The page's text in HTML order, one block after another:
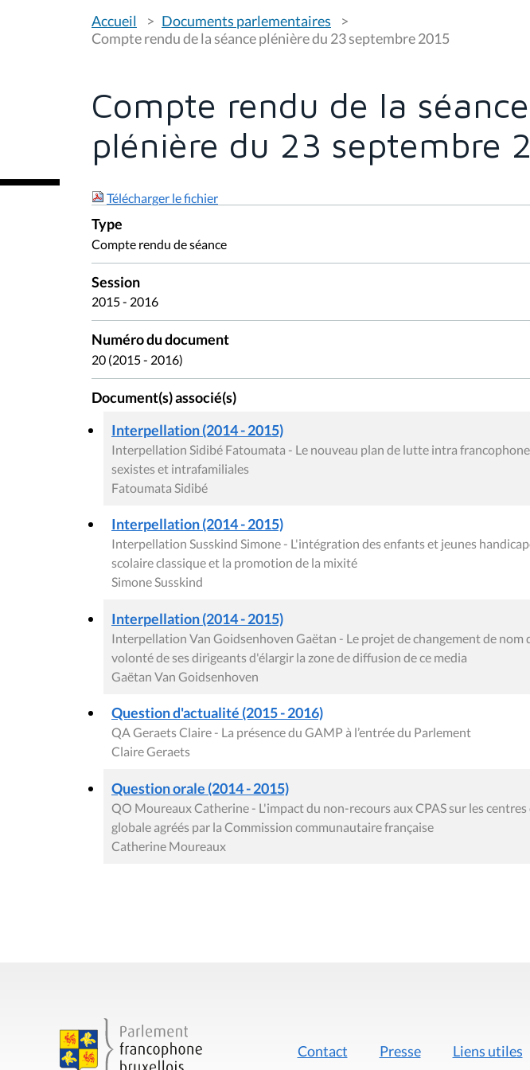
o
u
s
s
i
:
Accueil
Documents parlementaires
Compte rendu de la séance plénière du 23 septembre 2015
Compte rendu de la séance
plénière du 23 septembre
Télécharger le fichier
Type
Compte rendu de séance
Session
2015 - 2016
Numéro du document
20 (2015 - 2016)
Document(s) associé(s)
Interpellation (2014 - 2015)
Interpellation Sidibé Fatoumata - Le nouveau plan de lutte intra
sexistes et intrafamiliales
Fatoumata Sidibé
Interpellation (2014 - 2015)
Interpellation Susskind Simone - L'intégration des enfants et jeunes
scolaire classique et la promotion de la mixité
Simone Susskind
Interpellation (2014 - 2015)
Interpellation Van Goidsenhoven Gaëtan - Le projet de changement de nom
volonté de ses dirigeants d'élargir la zone de diffusion de ce media
Gaëtan Van Goidsenhoven
Question d'actualité (2015 - 2016)
QA Geraets Claire - La présence du GAMP à l’entrée du Parlement
Claire Geraets
Question orale (2014 - 2015)
QO Moureaux Catherine - L'impact du non-recours aux CPAS sur les
globale agréés par la Commission communautaire française
Catherine Moureaux
Contact Presse Liens utiles